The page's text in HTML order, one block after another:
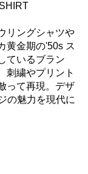
リングシャツや
黄金期の'50s ス
ているブラン
刺繍やプリント
って再現。デザ
の魅力を現代に